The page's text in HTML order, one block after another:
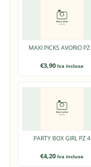
MAXI PICKS AVORIO
€3,90 Iva inclusa
PARTY BOX GIRL PZ 4
€4,20 Iva inclusa